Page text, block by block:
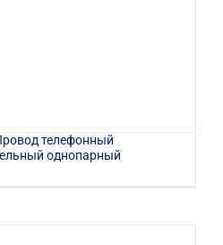
телефонный
однопарный